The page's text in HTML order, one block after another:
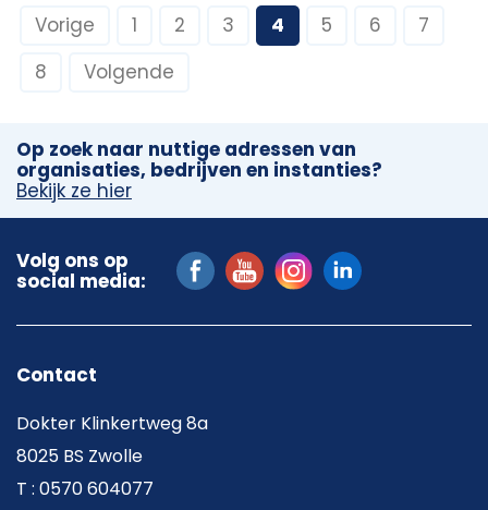
Vorige 1 2 3 4 5 6
7
8
Volgende
Op zoek naar nuttige adressen van
organisaties, bedrijven en instanties?
Bekijk ze hier
Volg ons op
social media:
Contact
Dokter Klinkertweg 8a
8025 BS Zwolle
T : 0570 604077